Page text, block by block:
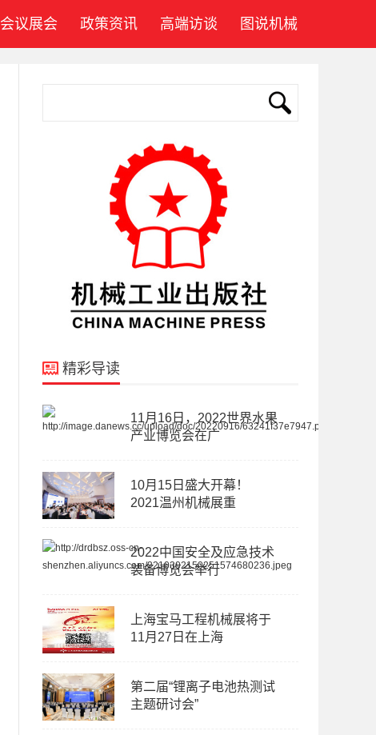
会议展会 政策资讯 高端访谈 图说机械
精彩导读
11月16日，2022世界水果
产业博览会在广
10月15日盛大开幕！
2021温州机械展重
2022中国安全及应急技术
装备博览会举行
上海宝马工程机械展将于
11月27日在上海
第二届“锂离子电池热测试
主题研讨会”